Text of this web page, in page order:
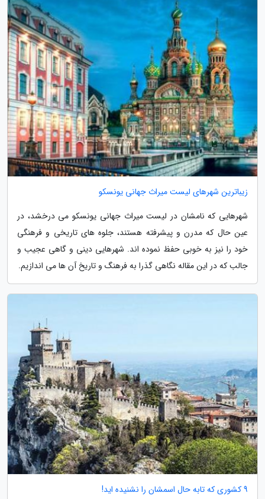
زیباترین شهرهای لیست میراث جهانی یونسکو
شهرهایی که نامشان در لیست میراث جهانی یونسکو می درخشد، در
عین حال که مدرن و پیشرفته هستند، جلوه های تاریخی و فرهنگی
خود را نیز به خوبی حفظ نموده اند. شهرهایی دینی و گاهی عجیب و
جالب که در این مقاله نگاهی گذرا به فرهنگ و تاریخ آن ها می اندازیم.
9 کشوری که تابه حال اسمشان را نشنیده اید!